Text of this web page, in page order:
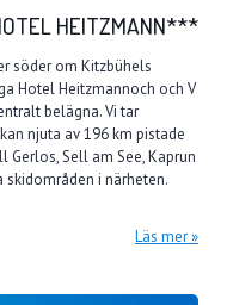
HEITZMANN***
söder om Kitzbühels
Hotel Heitzmannoch och V
belägna. Vi tar
njuta av 196 km pistade
Gerlos, Sell am See, Kaprun
i närheten.
Läs mer